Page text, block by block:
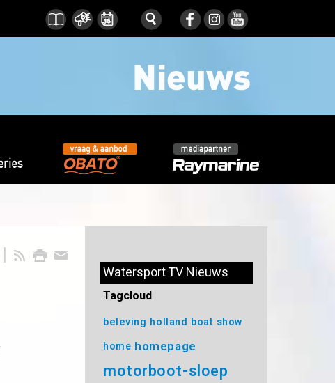
Watersport TV Nieuws
Tagcloud
beleving holland boat show
home homepage
motorboot-sloep